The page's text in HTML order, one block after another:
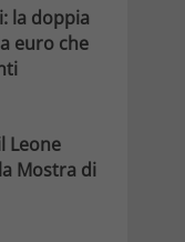
la doppia
euro che
Leone
Mostra di